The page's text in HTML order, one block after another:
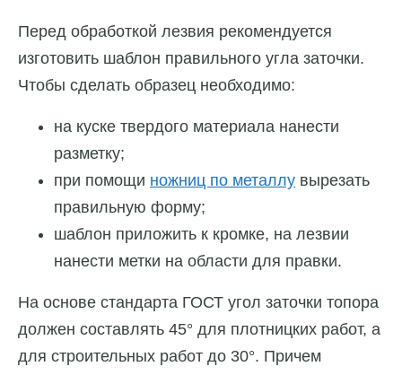
Перед обработкой лезвия рекомендуется
изготовить шаблон правильного угла заточки.
Чтобы сделать образец необходимо:
на куске твердого материала нанести
разметку;
при помощи ножниц по металлу вырезать
правильную форму;
шаблон приложить к кромке, на лезвии
нанести метки на области для правки.
На основе стандарта ГОСТ угол заточки топора
должен составлять 45° для плотницких работ, а
для строительных работ до 30°. Причем